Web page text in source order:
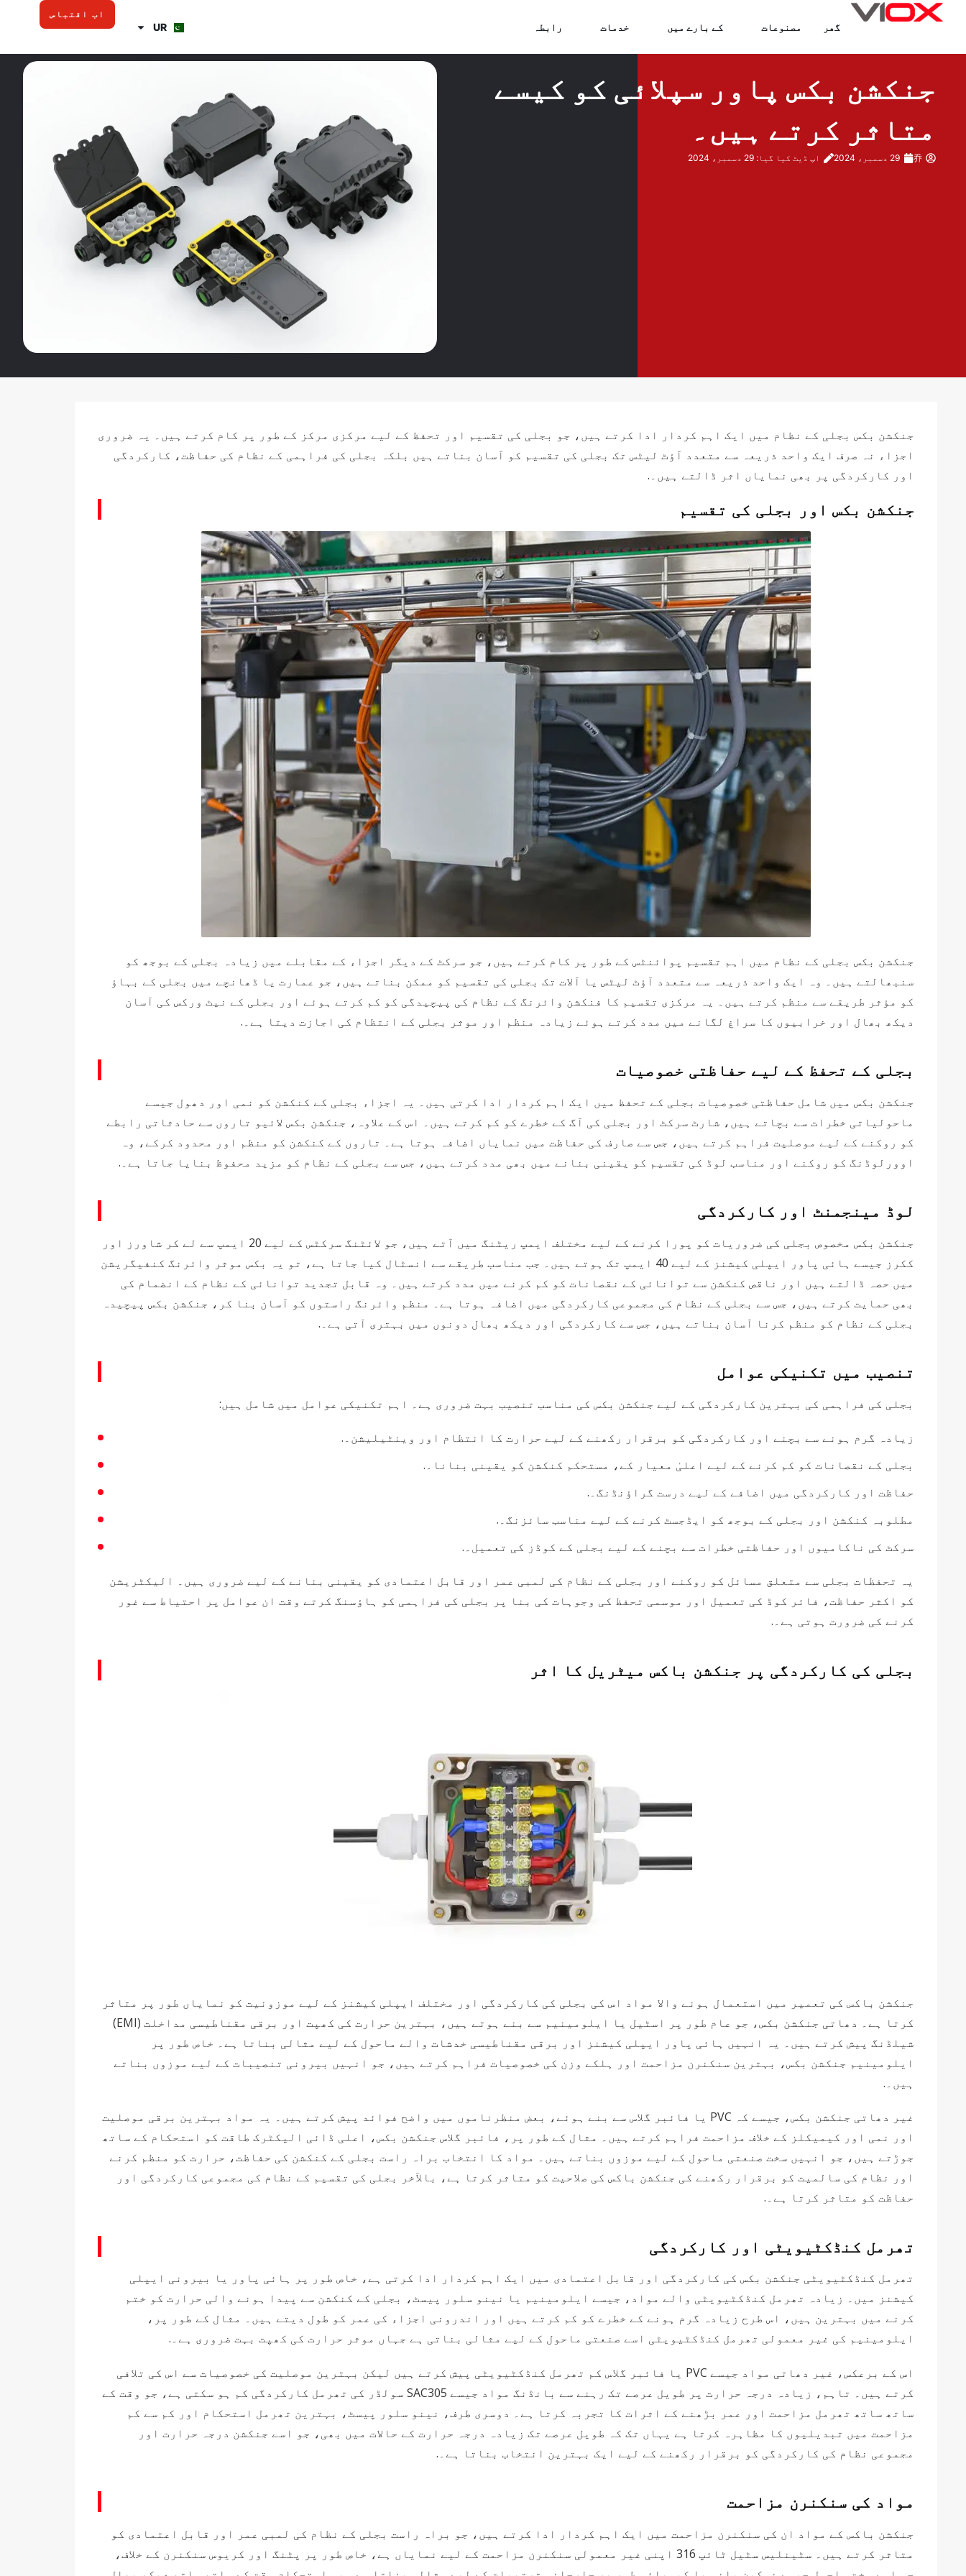
مواد
جائیں۔
گھر مصنوعات کے بارے میں خدمات رابطہ UR
اب اقتباس
جنکشن بکس پاور سپلائی کو کیسے
متاثر کرتے ہیں۔
乔 29 دسمبر، 2024 اپ ڈیٹ کیا گیا: 29 دسمبر، 2024
جنکشن بکس بجلی کے نظام میں ایک اہم کردار ادا کرتے ہیں، جو بجلی کی تقسیم اور تحفظ کے لیے مرکزی مرکز کے طور پر کام کرتے ہیں۔ یہ ضروری
اجزاء نہ صرف ایک واحد ذریعہ سے متعدد آؤٹ لیٹس تک بجلی کی تقسیم کو آسان بناتے ہیں بلکہ بجلی کی فراہمی کے نظام کی حفاظت، کارکردگی
اور کارکردگی پر بھی نمایاں اثر ڈالتے ہیں۔.
جنکشن بکس اور بجلی کی تقسیم
جنکشن بکس بجلی کے نظام میں اہم تقسیم پوائنٹس کے طور پر کام کرتے ہیں، جو سرکٹ کے دیگر اجزاء کے مقابلے میں زیادہ بجلی کے بوجھ کو
سنبھالتے ہیں۔ وہ ایک واحد ذریعہ سے متعدد آؤٹ لیٹس یا آلات تک بجلی کی تقسیم کو ممکن بناتے ہیں، جو عمارت یا ڈھانچے میں بجلی کے بہاؤ
کو مؤثر طریقے سے منظم کرتے ہیں۔ یہ مرکزی تقسیم کا فنکشن وائرنگ کے نظام کی پیچیدگی کو کم کرتے ہوئے اور بجلی کے نیٹ ورکس کی آسان
دیکھ بھال اور خرابیوں کا سراغ لگانے میں مدد کرتے ہوئے زیادہ منظم اور موثر بجلی کے انتظام کی اجازت دیتا ہے۔.
بجلی کے تحفظ کے لیے حفاظتی خصوصیات
جنکشن بکس میں شامل حفاظتی خصوصیات بجلی کے تحفظ میں ایک اہم کردار ادا کرتی ہیں۔ یہ اجزاء بجلی کے کنکشن کو نمی اور دھول جیسے
ماحولیاتی خطرات سے بچاتے ہیں، شارٹ سرکٹ اور بجلی کی آگ کے خطرے کو کم کرتے ہیں۔ اس کے علاوہ، جنکشن بکس لائیو تاروں سے حادثاتی رابطے
کو روکنے کے لیے موصلیت فراہم کرتے ہیں، جس سے صارف کی حفاظت میں نمایاں اضافہ ہوتا ہے۔ تاروں کے کنکشن کو منظم اور محدود کرکے، وہ
اوورلوڈنگ کو روکنے اور مناسب لوڈ کی تقسیم کو یقینی بنانے میں بھی مدد کرتے ہیں، جس سے بجلی کے نظام کو مزید محفوظ بنایا جاتا ہے۔.
لوڈ مینجمنٹ اور کارکردگی
جنکشن بکس مخصوص بجلی کی ضروریات کو پورا کرنے کے لیے مختلف ایمپ ریٹنگ میں آتے ہیں، جو لائٹنگ سرکٹس کے لیے 20 ایمپ سے لے کر شاورز اور
ککرز جیسے ہائی پاور ایپلی کیشنز کے لیے 40 ایمپ تک ہوتے ہیں۔ جب مناسب طریقے سے انسٹال کیا جاتا ہے، تو یہ بکس موثر وائرنگ کنفیگریشن
میں حصہ ڈالتے ہیں اور ناقص کنکشن سے توانائی کے نقصانات کو کم کرنے میں مدد کرتے ہیں۔ وہ قابل تجدید توانائی کے نظام کے انضمام کی
بھی حمایت کرتے ہیں، جس سے بجلی کے نظام کی مجموعی کارکردگی میں اضافہ ہوتا ہے۔ منظم وائرنگ راستوں کو آسان بنا کر، جنکشن بکس پیچیدہ
بجلی کے نظام کو منظم کرنا آسان بناتے ہیں، جس سے کارکردگی اور دیکھ بھال دونوں میں بہتری آتی ہے۔.
تنصیب میں تکنیکی عوامل
بجلی کی فراہمی کی بہترین کارکردگی کے لیے جنکشن بکس کی مناسب تنصیب بہت ضروری ہے۔ اہم تکنیکی عوامل میں شامل ہیں:
زیادہ گرم ہونے سے بچنے اور کارکردگی کو برقرار رکھنے کے لیے حرارت کا انتظام اور وینٹیلیشن۔.
بجلی کے نقصانات کو کم کرنے کے لیے اعلیٰ معیار کے، مستحکم کنکشن کو یقینی بنانا۔.
حفاظت اور کارکردگی میں اضافے کے لیے درست گراؤنڈنگ۔.
مطلوبہ کنکشن اور بجلی کے بوجھ کو ایڈجسٹ کرنے کے لیے مناسب سائزنگ۔.
سرکٹ کی ناکامیوں اور حفاظتی خطرات سے بچنے کے لیے بجلی کے کوڈز کی تعمیل۔.
یہ تحفظات بجلی سے متعلق مسائل کو روکنے اور بجلی کے نظام کی لمبی عمر اور قابل اعتمادی کو یقینی بنانے کے لیے ضروری ہیں۔ الیکٹریشن
کو اکثر حفاظت، فائر کوڈ کی تعمیل اور موسمی تحفظ کی وجوہات کی بنا پر بجلی کی فراہمی کو ہاؤسنگ کرتے وقت ان عوامل پر احتیاط سے غور
کرنے کی ضرورت ہوتی ہے۔.
بجلی کی کارکردگی پر جنکشن باکس میٹریل کا اثر
جنکشن باکس کی تعمیر میں استعمال ہونے والا مواد اس کی بجلی کی کارکردگی اور مختلف ایپلی کیشنز کے لیے موزونیت کو نمایاں طور پر متاثر
کرتا ہے۔ دھاتی جنکشن بکس، جو عام طور پر اسٹیل یا ایلومینیم سے بنے ہوتے ہیں، بہترین حرارت کی کھپت اور برقی مقناطیسی مداخلت (EMI)
شیلڈنگ پیش کرتے ہیں۔ یہ انہیں ہائی پاور ایپلی کیشنز اور برقی مقناطیسی خدشات والے ماحول کے لیے مثالی بناتا ہے۔ خاص طور پر
ایلومینیم جنکشن بکس، بہترین سنکنرن مزاحمت اور ہلکے وزن کی خصوصیات فراہم کرتے ہیں، جو انہیں بیرونی تنصیبات کے لیے موزوں بناتے
ہیں۔.
غیر دھاتی جنکشن بکس، جیسے کہ PVC یا فائبر گلاس سے بنے ہوئے، بعض منظرناموں میں واضح فوائد پیش کرتے ہیں۔ یہ مواد بہترین برقی موصلیت
اور نمی اور کیمیکلز کے خلاف مزاحمت فراہم کرتے ہیں۔ مثال کے طور پر، فائبر گلاس جنکشن بکس، اعلی ڈائی الیکٹرک طاقت کو استحکام کے ساتھ
جوڑتے ہیں، جو انہیں سخت صنعتی ماحول کے لیے موزوں بناتے ہیں۔ مواد کا انتخاب براہ راست بجلی کے کنکشن کی حفاظت، حرارت کو منظم کرنے
اور نظام کی سالمیت کو برقرار رکھنے کی جنکشن باکس کی صلاحیت کو متاثر کرتا ہے، بالآخر بجلی کی تقسیم کے نظام کی مجموعی کارکردگی اور
حفاظت کو متاثر کرتا ہے۔.
تھرمل کنڈکٹیویٹی اور کارکردگی
تھرمل کنڈکٹیویٹی جنکشن بکس کی کارکردگی اور قابل اعتمادی میں ایک اہم کردار ادا کرتی ہے، خاص طور پر ہائی پاور یا بیرونی ایپلی
کیشنز میں۔ زیادہ تھرمل کنڈکٹیویٹی والے مواد، جیسے ایلومینیم یا نینو سلور پیسٹ، بجلی کے کنکشن سے پیدا ہونے والی حرارت کو ختم
کرنے میں بہترین ہیں، اس طرح زیادہ گرم ہونے کے خطرے کو کم کرتے ہیں اور اندرونی اجزاء کی عمر کو طول دیتے ہیں۔ مثال کے طور پر،
ایلومینیم کی غیر معمولی تھرمل کنڈکٹیویٹی اسے صنعتی ماحول کے لیے مثالی بناتی ہے جہاں موثر حرارت کی کھپت بہت ضروری ہے۔.
اس کے برعکس، غیر دھاتی مواد جیسے PVC یا فائبر گلاس کم تھرمل کنڈکٹیویٹی پیش کرتے ہیں لیکن بہترین موصلیت کی خصوصیات سے اس کی تلافی
کرتے ہیں۔ تاہم، زیادہ درجہ حرارت پر طویل عرصے تک رہنے سے بانڈنگ مواد جیسے SAC305 سولڈر کی تھرمل کارکردگی کم ہو سکتی ہے، جو وقت کے
ساتھ ساتھ تھرمل مزاحمت اور عمر بڑھنے کے اثرات کا تجربہ کرتا ہے۔ دوسری طرف، نینو سلور پیسٹ، بہترین تھرمل استحکام اور کم سے کم
مزاحمت میں تبدیلیوں کا مظاہرہ کرتا ہے یہاں تک کہ طویل عرصے تک زیادہ درجہ حرارت کے حالات میں بھی، جو اسے جنکشن درجہ حرارت اور
مجموعی نظام کی کارکردگی کو برقرار رکھنے کے لیے ایک بہترین انتخاب بناتا ہے۔.
مواد کی سنکنرن مزاحمت
جنکشن باکس کے مواد ان کی سنکنرن مزاحمت میں ایک اہم کردار ادا کرتے ہیں، جو براہ راست بجلی کے نظام کی لمبی عمر اور قابل اعتمادی کو
متاثر کرتے ہیں۔ سٹینلیس سٹیل ٹائپ 316 اپنی غیر معمولی سنکنرن مزاحمت کے لیے نمایاں ہے، خاص طور پر پٹنگ اور کریوس سنکنرن کے خلاف،